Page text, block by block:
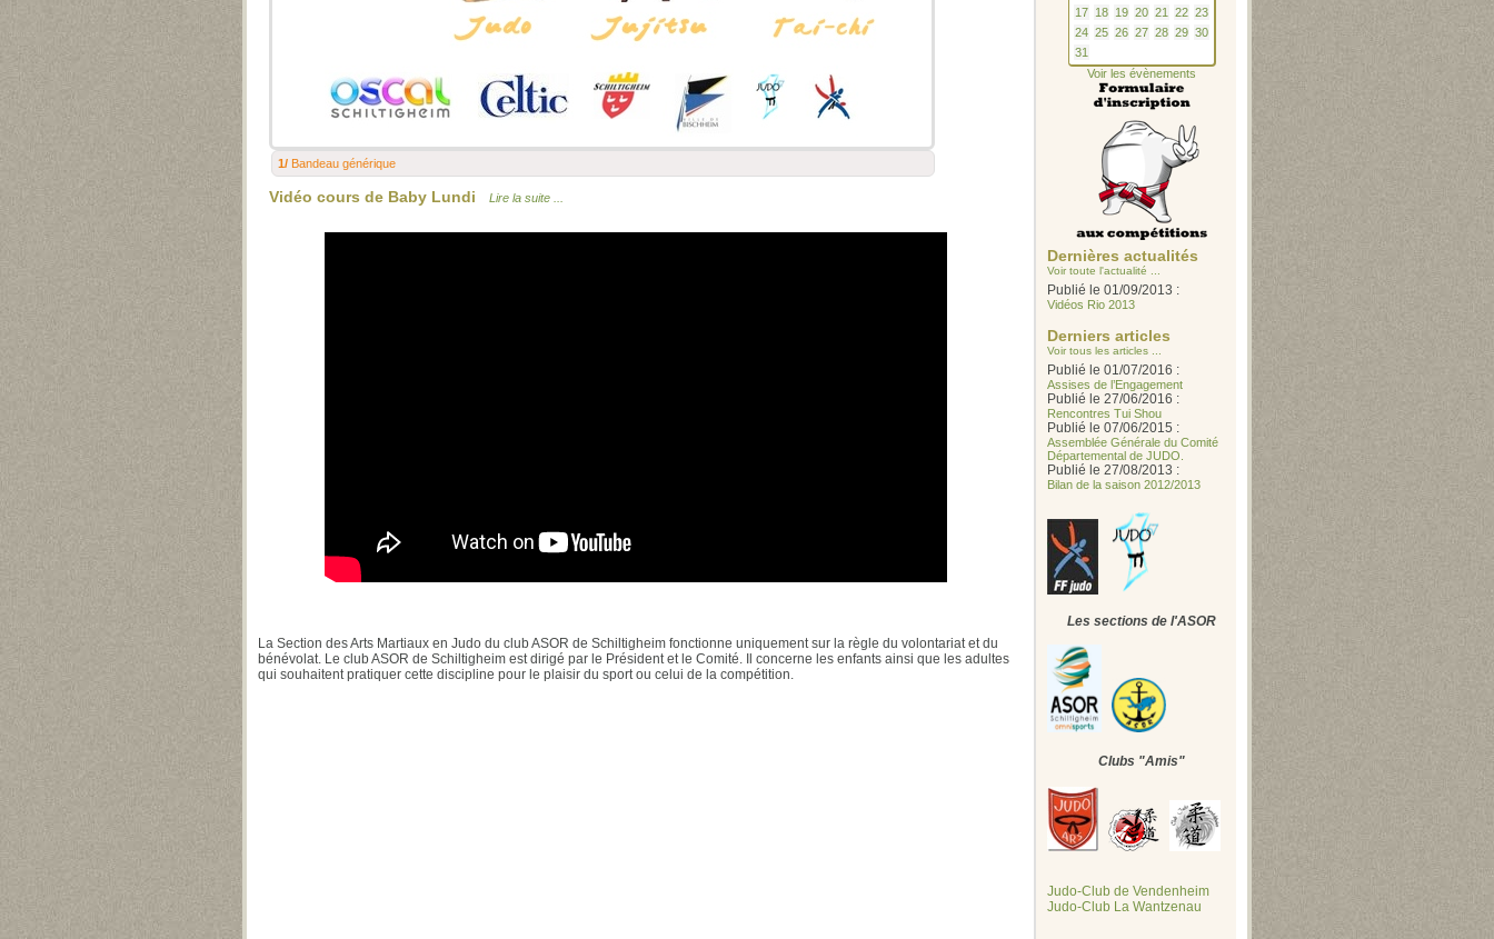
1/ Bandeau générique
Vidéo cours de Baby Lundi Lire la suite ...
La Section des Arts Martiaux en Judo du club ASOR de Schiltigheim fonctionne uniquement sur la règle du volontariat et du
bénévolat. Le club ASOR de Schiltigheim est dirigé par le Président et le Comité. Il concerne les enfants ainsi que les adultes
qui souhaitent pratiquer cette discipline pour le plaisir du sport ou celui de la compétition.
17
18 19 20 21 22 23
24 25 26 27 28 29 30
31
Voir les évènements
Dernières actualités
Voir toute l'actualité ...
Publié le 01/09/2013 :
Vidéos Rio 2013
Derniers articles
Voir tous les articles ...
Publié le 01/07/2016 :
Assises de l’Engagement
Publié le 27/06/2016 :
Rencontres Tui Shou
Publié le 07/06/2015 :
Assemblée Générale du Comité
Départemental de JUDO.
Publié le 27/08/2013 :
Bilan de la saison 2012/2013
Les sections de l'ASOR
Clubs "Amis"
Judo-Club de Vendenheim
Judo-Club La Wantzenau